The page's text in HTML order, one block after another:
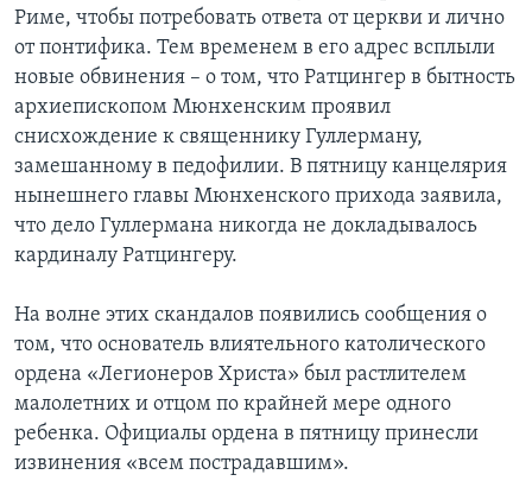
Риме, чтобы потребовать ответа от церкви и лично
от понтифика. Тем временем в его адрес всплыли
новые обвинения – о том, что Ратцингер в бытность
архиепископом Мюнхенским проявил
снисхождение к священнику Гуллерману,
замешанному в педофилии. В пятницу канцелярия
нынешнего главы Мюнхенского прихода заявила,
что дело Гуллермана никогда не докладывалось
кардиналу Ратцингеру.
На волне этих скандалов появились сообщения о
том, что основатель влиятельного католического
ордена «Легионеров Христа» был растлителем
малолетних и отцом по крайней мере одного
ребенка. Официалы ордена в пятницу принесли
извинения «всем пострадавшим».